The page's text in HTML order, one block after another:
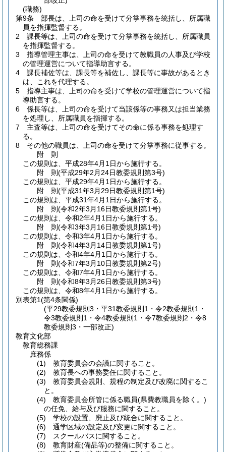
(職務)
第9条
部長は、上司の命を受けて分掌事務を統括し、所属職
員を指揮監督する。
2
課長等は、上司の命を受けて分掌事務を統括し、所属職員
を指揮監督する。
3
指導管理主事は、上司の命を受けて教職員の人事及び学校
の管理運営について指導助言する。
4
課長補佐等は、課長等を補佐し、課長等に事故があるとき
は、これを代理する。
5
指導主事は、上司の命を受けて学校の管理運営について指
導助言する。
6
係長等は、上司の命を受けて当該係等の事務又は担当業務
を処理し、所属職員を指揮する。
7
主査等は、上司の命を受けてその命に係る事務を処理す
る。
8
その他の職員は、上司の命を受けて分掌事務に従事する。
附 則
この規則は、平成28年4月1日から施行する。
附 則(平成29年2月24日教委規則第3号)
この規則は、平成29年4月1日から施行する。
附 則(平成31年3月29日教委規則第1号)
この規則は、平成31年4月1日から施行する。
附 則(令和2年3月16日教委規則第1号)
この規則は、令和2年4月1日から施行する。
附 則(令和3年3月16日教委規則第1号)
この規則は、令和3年4月1日から施行する。
附 則(令和4年3月14日教委規則第1号)
この規則は、令和4年4月1日から施行する。
附 則(令和7年3月10日教委規則第2号)
この規則は、令和7年4月1日から施行する。
附 則(令和8年3月26日教委規則第3号)
この規則は、令和8年4月1日から施行する。
別表第1(第4条関係)
(平29教委規則3・平31教委規則1・令2教委規則1・
令3教委規則1・令4教委規則1・令7教委規則2・令8
教委規則3・一部改正)
教育文化部
教育総務課
庶務係
(1) 教育委員会の会議に関すること。
(2) 教育長への事務委任に関すること。
(3) 教育委員会規則、規程の制定及び改廃に関するこ
と。
(4) 教育委員会所管に係る職員(県費教職員を除く。)
の任免、給与及び服務に関すること。
(5) 学校の設置、廃止及び統合に関すること。
(6) 通学区域の設定及び変更に関すること。
(7) スクールバスに関すること。
(8) 教育財産(備品等)の整備に関すること。